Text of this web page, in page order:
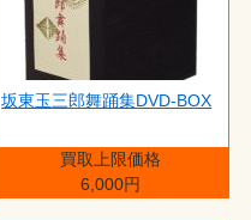
坂東玉三郎舞踊集DVD-BOX
買取上限価格
6,000円